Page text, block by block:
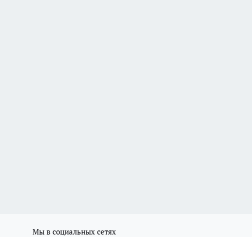
Мы в социальных сетях